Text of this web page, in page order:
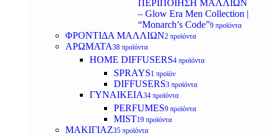
ΠΕΡΙΠΟΙΗΣΗ ΜΑΛΛΙΩΝ
– Glow Era Men Collection |
“Monarch’s Code”9 προϊόντα
ΦΡΟΝΤΙΔΑ ΜΑΛΛΙΩΝ2 προϊόντα
ΑΡΩΜΑΤΑ38 προϊόντα
HOME DIFFUSERS4 προϊόντα
SPRAYS1 προϊόν
DIFFUSERS3 προϊόντα
ΓΥΝΑΙΚΕΙΑ34 προϊόντα
PERFUMES9 προϊόντα
MIST19 προϊόντα
ΜΑΚΙΓΙΑΖ35 προϊόντα